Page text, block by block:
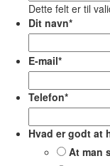
Dette felt er til
Dit navn*
E-mail*
Telefon*
Hvad er godt at
At man